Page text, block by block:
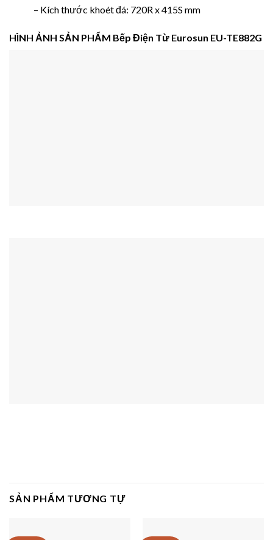
– Kích thước khoét đá: 720R x 415S mm
HÌNH ẢNH SẢN PHẨM Bếp Điện Từ Eurosun EU-TE882G
SẢN PHẨM TƯƠNG TỰ